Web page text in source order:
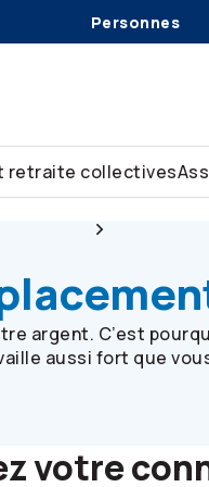
Personnes
retraite collectives
argent. C’est
aussi fort que
votre